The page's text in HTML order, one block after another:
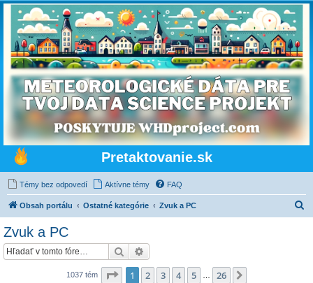
Pretaktovanie.sk
Témy bez odpovedí Aktívne témy FAQ
Obsah portálu Ostatné kategórie Zvuk a PC
Zvuk a PC
Hľadať
1037 tém Strana z26
1 2 3 4 5 26